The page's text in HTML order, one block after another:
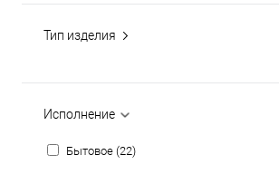
Тип изделия
Исполнение
Бытовое (22)